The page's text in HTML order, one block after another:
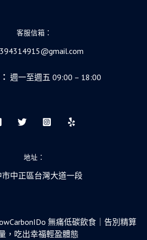
客服信箱：
週一至週五 09:00 – 18:00
地址：
市中正區台灣大道一段
無痛低碳飲食｜告別精算
，吃出幸福輕盈體態